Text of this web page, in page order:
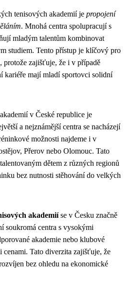
tenisových akademií je propojení
. Mnohá centra spolupracují s
mladým talentům kombinovat
studiem. Tento přístup je klíčový pro
protože zajišťuje, že i v případě
kariéře mají mladí sportovci solidní
v České republice je
a nejznámější centra se nacházejí
možnosti najdeme i v
Přerov nebo Olomouc. Tato
dětem z různých regionů
bez nutnosti stěhování do velkých
akademiíse v Česku značně
soukromá centra s vysokými
akademie nebo klubové
cenami. Tato diverzita zajišťuje, že
bez ohledu na ekonomické